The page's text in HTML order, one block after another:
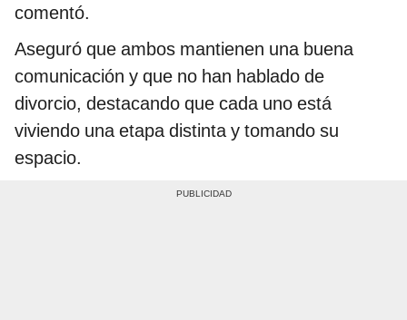
comentó.
Aseguró que ambos mantienen una buena
comunicación y que no han hablado de
divorcio, destacando que cada uno está
viviendo una etapa distinta y tomando su
espacio.